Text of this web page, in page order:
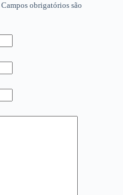
Campos obrigatórios são